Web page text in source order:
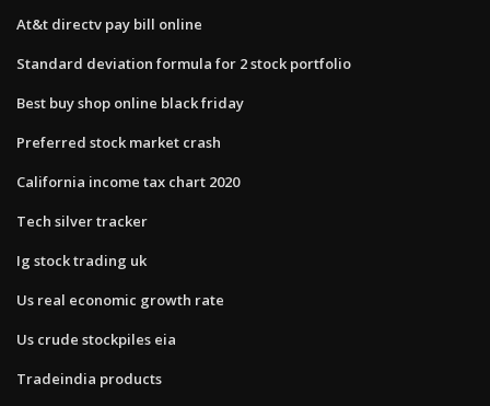
At&t directv pay bill online
Standard deviation formula for 2 stock portfolio
Best buy shop online black friday
Preferred stock market crash
California income tax chart 2020
Tech silver tracker
Ig stock trading uk
Us real economic growth rate
Us crude stockpiles eia
Tradeindia products